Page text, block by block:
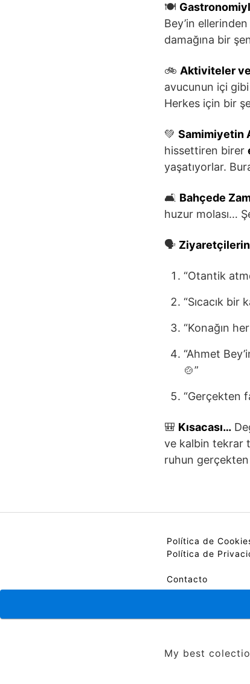
🍽️
Bey’in
damağına bir
🚲 Aktiviteler
avucunun içi
Herkes için bir
💚 Samimiyetin
hissettiren birer
yaşatıyorlar.
🛋️ Bahçede
huzur molası…
🗣️ Ziyaretçilerin
“Otantik
“Sıcacık
“Konağın
“Ahmet
🍲”
“Gerçekten
🎒 Kısacası…
ve kalbin tekrar
ruhun
Política de
Política de
Contacto
My best